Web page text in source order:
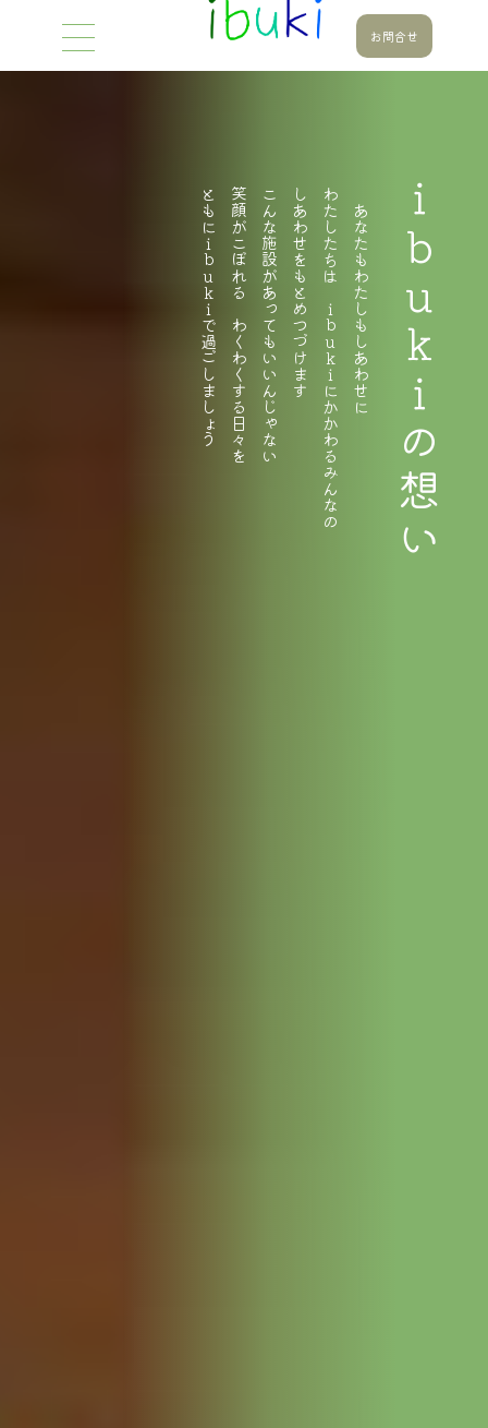
お問合せ
ｉｂｕｋｉの想い
あなたもわたしもしあわせに
わたしたちは ｉｂｕｋｉにかかわるみんなの
しあわせをもとめつづけます
こんな施設があってもいいんじゃない
笑顔がこぼれる わくわくする日々を
ともにｉｂｕｋｉで過ごしましょう